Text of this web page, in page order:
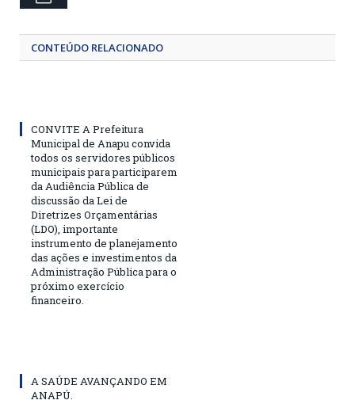
CONTEÚDO RELACIONADO
CONVITE A Prefeitura
Municipal de Anapu convida
todos os servidores públicos
municipais para participarem
da Audiência Pública de
discussão da Lei de
Diretrizes Orçamentárias
(LDO), importante
instrumento de planejamento
das ações e investimentos da
Administração Pública para o
próximo exercício
financeiro.
A SAÚDE AVANÇANDO EM
ANAPÚ.